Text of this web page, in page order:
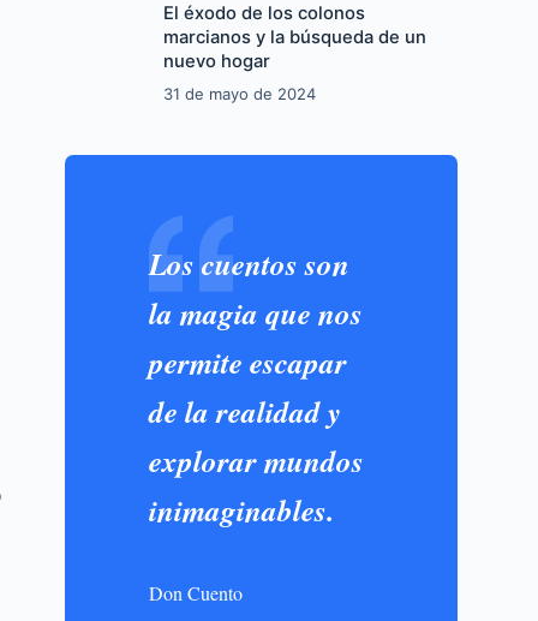
El éxodo de los colonos
marcianos y la búsqueda de un
nuevo hogar
31 de mayo de 2024
Los cuentos son
la magia que nos
permite escapar
de la realidad y
explorar mundos
inimaginables.
Don Cuento